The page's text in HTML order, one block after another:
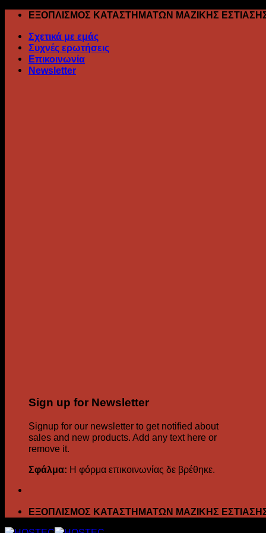
Skip
content
ΕΞΟΠΛΙΣΜΟΣ ΚΑΤΑΣΤΗΜΑΤΩΝ ΜΑΖΙΚΗΣ
Σχετικά με εμάς
Συχνές ερωτήσεις
Επικοινωνία
Newsletter
Sign up for Newsletter
Signup for our newsletter to get notified about
sales and new products. Add any text here or
remove it.
Σφάλμα: Η φόρμα επικοινωνίας δε βρέθηκε.
ΕΞΟΠΛΙΣΜΟΣ ΚΑΤΑΣΤΗΜΑΤΩΝ ΜΑΖΙΚΗΣ